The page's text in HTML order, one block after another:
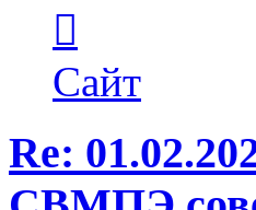
пользователя
Shadow
Сайт
Re: